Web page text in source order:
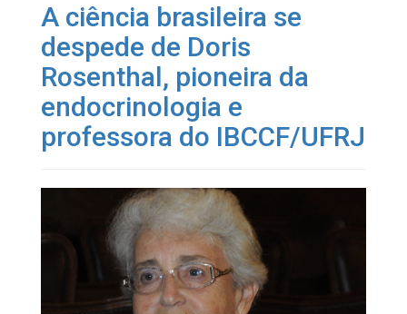
A ciência brasileira se
despede de Doris
Rosenthal, pioneira da
endocrinologia e
professora do IBCCF/UFRJ